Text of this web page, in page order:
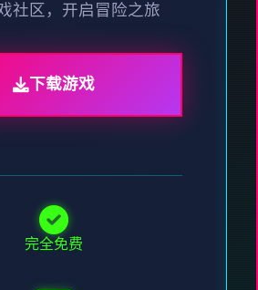
社区，开启冒险之旅
下载游戏
完全免费